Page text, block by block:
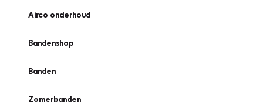
Airco onderhoud
Bandenshop
Banden
Zomerbanden